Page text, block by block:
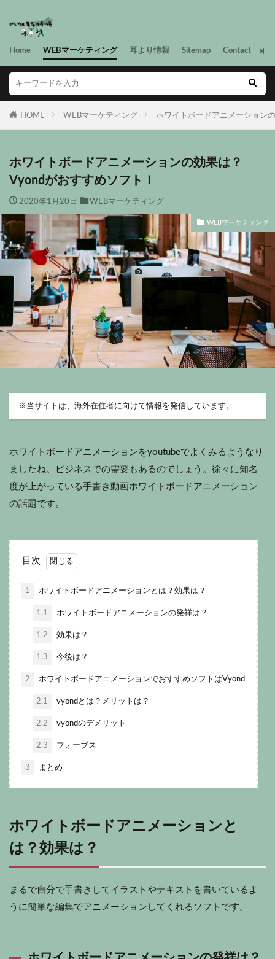
Home WEBマーケティング 耳より情報 Sitemap Contact
HOME WEBマーケティング ホワイトボードアニメーション
ホワイトボードアニメーションの効果は？
Vyondがおすすめソフト！
2020年1月20日 WEBマーケティング
WEBマーケティング
※ 当サイトは、海外在住者に向けて情報を発信しています。
ホワイトボードアニメーションをyoutubeでよくみるようなり
ましたね。ビジネスでの需要もあるのでしょう。 徐々に知名
度が上がっている手書き動画ホワイトボードアニメーション
の話題です。
目次
1 ホワイトボードアニメーションとは？効果は？
1.1 ホワイトボードアニメーションの発祥は？
1.2 効果は？
1.3 今後は？
2 ホワイトボードアニメーションでおすすめソフトはVyond
2.1 vyondとは？メリットは？
2.2 vyondのデメリット
2.3 フォーブス
3 まとめ
ホワイトボードアニメーションと
は？効果は？
まるで自分で手書きしてイラストやテキストを書いているよ
うに簡単な編集でアニメーションしてくれるソフトです。